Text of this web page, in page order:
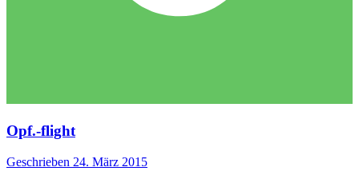
Opf.-flight
Geschrieben 24. März 2015